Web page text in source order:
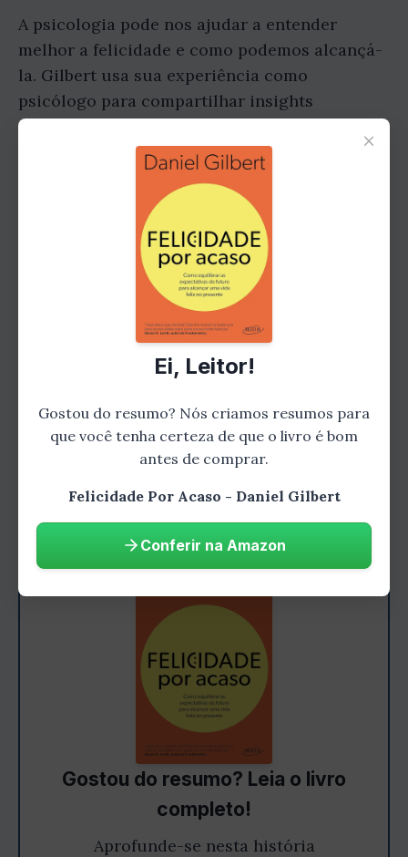
A psicologia pode nos ajudar a entender
melhor a felicidade e como podemos alcançá-
la. Gilbert usa sua experiência como
psicólogo para compartilhar insights
fascinantes sobre o funcionamento da mente
humana e como nossas emoções e
Os Mitos da Felicidade
Existem muitos mitos sobre a felicidade.
Gilbert desmascara alguns desses mitos
comprar felicidade ou que a felicidade é um
estado permanente. Ele mostra que a
felicidade é muito mais complexa do que
pensamos e que não existe uma fórmula
Gostou do resumo? Leia o livro
completo!
Aprofunde-se nesta história
×
Ei, Leitor!
Gostou do resumo? Nós criamos resumos para
que você tenha certeza de que o livro é bom
antes de comprar.
Felicidade Por Acaso - Daniel Gilbert
Conferir na Amazon